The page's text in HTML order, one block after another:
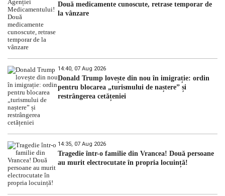
Două medicamente cunoscute, retrase temporar de
la vânzare
14:40, 07 Aug 2026
Donald Trump lovește din nou în imigrație: ordin
pentru blocarea „turismului de naștere” și
restrângerea cetățeniei
14:35, 07 Aug 2026
Tragedie într-o familie din Vrancea! Două persoane
au murit electrocutate în propria locuință!